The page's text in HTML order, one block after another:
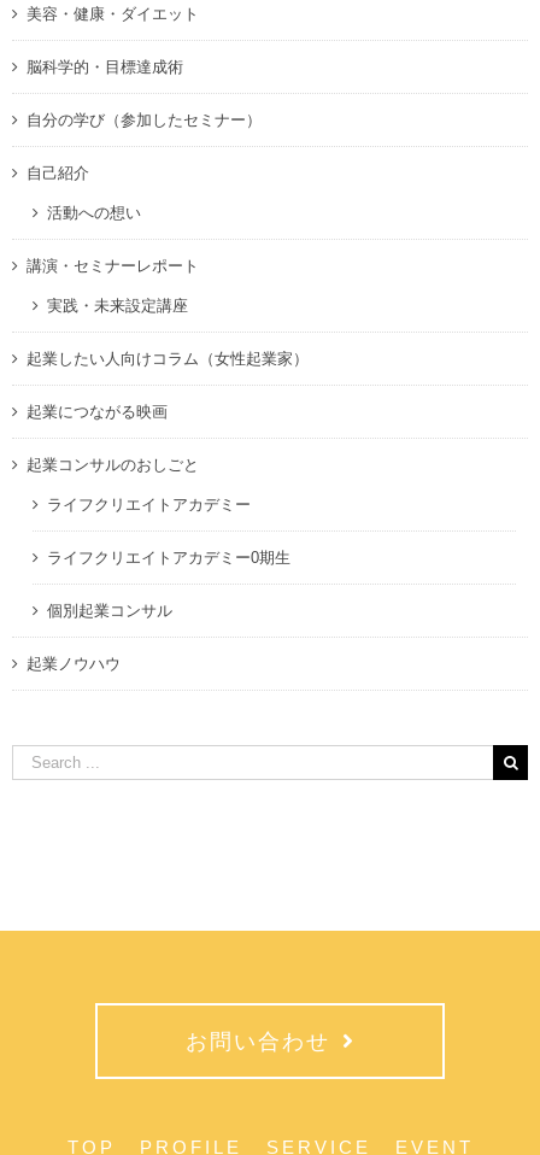
美容・健康・ダイエット
脳科学的・目標達成術
自分の学び（参加したセミナー）
自己紹介
活動への想い
講演・セミナーレポート
実践・未来設定講座
起業したい人向けコラム（女性起業家）
起業につながる映画
起業コンサルのおしごと
ライフクリエイトアカデミー
ライフクリエイトアカデミー0期生
個別起業コンサル
起業ノウハウ
Search
for:
お問い合わせ
TOP PROFILE SERVICE EVENT